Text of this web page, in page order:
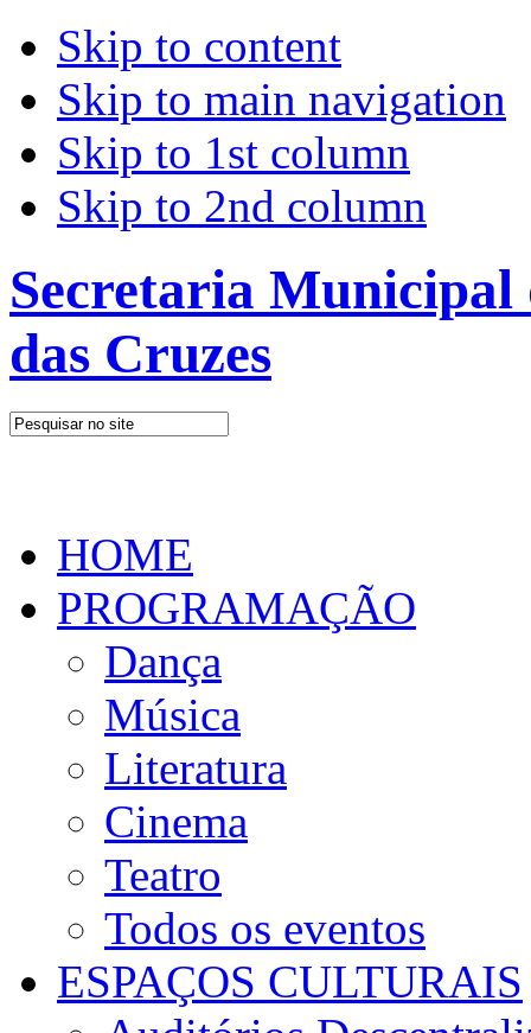
Skip to content
Skip to main navigation
Skip to 1st column
Skip to 2nd column
Secretaria
das Cruzes
HOME
PROGRAMAÇÃO
Dança
Música
Literatura
Cinema
Teatro
Todos os eventos
ESPAÇOS CULTURAIS